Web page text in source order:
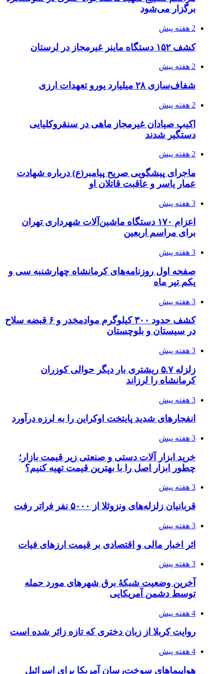
صفحه اول روزنامه‌های کرمانشاه چهارشنبه سی و
یکم تیر ماه
کشف حدود ۳۰۰ کیلوگرم موادمخدر و ۶ قبضه سلاح
در سیستان و بلوچستان
3 هفته پیش
زلزله ۵.۷ ریشتری بار دیگر حوالی کوزران
3 هفته پیش
انفجارهای شدید پایتخت اوکراین را به لرزه درآورد
3 هفته پیش
خرید ابزار آلات دستی و صنعتی زیر قیمت بازار؛
چطور ابزار اصل را با بهترین قیمت تهیه کنیم؟
3 هفته پیش
قربانیان زلزله‌های ونزوئلا از ۵۰۰۰ نفر فراتر رفت
اثر اخبار مالی و اقتصادی بر قیمت ارزهای فیات
3 هفته پیش
آخرین وضعیت شبکۀ برق شهرهای مورد حمله
توسط دشمن آمریکایی
4 هفته پیش
روایت کربلا از زبان دختری که تازه زائر شده است
4 هفته پیش
هواپیماهای سوخت‌رسان آمریکا برای اسرائیل
دردسرساز شد
4 هفته پیش
چرا انتخاب تامین‌کننده تجهیزات جوشکاری، کیفیت
پروژه را تعیین می‌کند؟
4 هفته پیش
تفکر «تساوی» باعث صعود نکردن تیم ملی شد/
فدراسیون نگاهش را عوض کند
از کجا تجهیزات ترافیکی باکیفیت بخریم؟ راهنمای
انتخاب بهترین فروشنده
4 هفته پیش
ساقط شدن ۴۸۳۰ پهپاد اوکراینی با آتش پدافند
روسیه
4 هفته پیش
افزایش ۳ تا ۴ درجه‌ای دما در ایلام تا اواخر هفته
۱۴۰۵/۰۴/۲۰